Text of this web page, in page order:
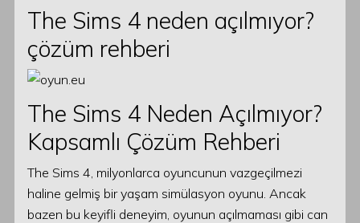
The Sims 4 neden açılmıyor?
çözüm rehberi
The Sims 4 Neden Açılmıyor?
Kapsamlı Çözüm Rehberi
The Sims 4, milyonlarca oyuncunun vazgeçilmezi
haline gelmiş bir yaşam simülasyon oyunu. Ancak
bazen bu keyifli deneyim, oyunun açılmaması gibi can